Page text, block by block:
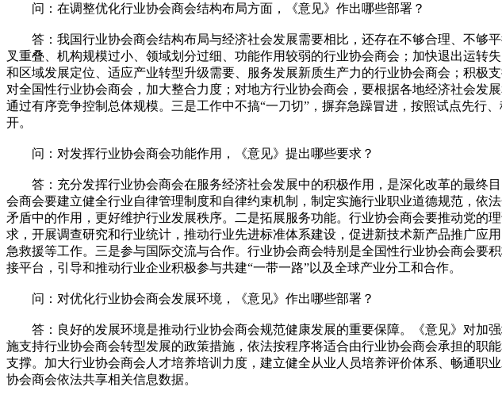
问：在调整优化行业协会商会结构布局方面，《意见》作出哪些部署？
答：我国行业协会商会结构布局与经济社会发展需要相比，还存在不够合理、不够
叉重叠、机构规模过小、领域划分过细、功能作用较弱的行业协会商会；加快退出运
和区域发展定位、适应产业转型升级需要、服务发展新质生产力的行业协会商会；积极
对全国性行业协会商会，加大整合力度；对地方行业协会商会，要根据各地经济社会发
通过有序竞争控制总体规模。三是工作中不搞“一刀切”，摒弃急躁冒进，按照试点先
开。
问：对发挥行业协会商会功能作用，《意见》提出哪些要求？
答：充分发挥行业协会商会在服务经济社会发展中的积极作用，是深化改革的最终
会商会要建立健全行业自律管理制度和自律约束机制，制定实施行业职业道德规范，依
矛盾中的作用，更好维护行业发展秩序。二是拓展服务功能。行业协会商会要推动党的
求，开展调查研究和行业统计，推动行业先进标准体系建设，促进新技术新产品推广
急救援等工作。三是参与国际交流与合作。行业协会商会特别是全国性行业协会商会
接平台，引导和推动行业企业积极参与共建“一带一路”以及全球产业分工和合作。
问：对优化行业协会商会发展环境，《意见》作出哪些部署？
答：良好的发展环境是推动行业协会商会规范健康发展的重要保障。《意见》对加
施支持行业协会商会转型发展的政策措施，依法按程序将适合由行业协会商会承担的
支撑。加大行业协会商会人才培养培训力度，建立健全从业人员培养评价体系、畅通
协会商会依法共享相关信息数据。